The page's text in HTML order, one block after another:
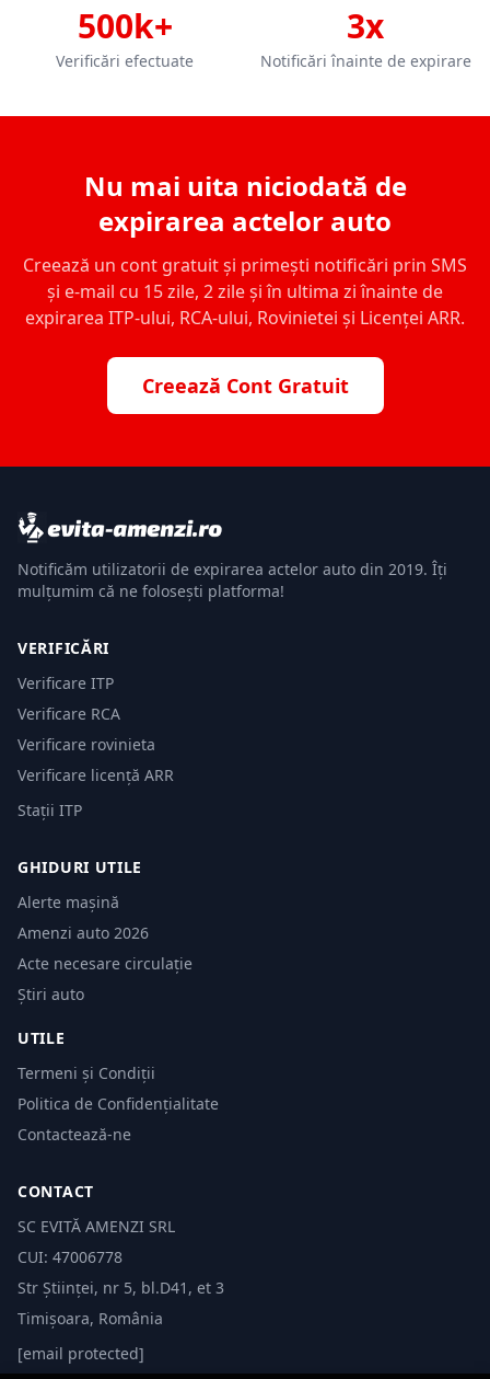
500k+
Verificări efectuate
3x
Notificări înainte de expirare
Nu mai uita niciodată de
expirarea actelor auto
Creează un cont gratuit și primești notificări prin SMS
și e-mail cu 15 zile, 2 zile și în ultima zi înainte de
expirarea ITP-ului, RCA-ului, Rovinietei și Licenței ARR.
Creează Cont Gratuit
Notificăm utilizatorii de expirarea actelor auto din 2019. Îți
mulțumim că ne folosești platforma!
VERIFICĂRI
Verificare ITP
Verificare RCA
Verificare rovinieta
Verificare licență ARR
Stații ITP
GHIDURI UTILE
Alerte mașină
Amenzi auto 2026
Acte necesare circulație
Știri auto
UTILE
Termeni și Condiții
Politica de Confidențialitate
Contactează-ne
CONTACT
SC EVITĂ AMENZI SRL
CUI: 47006778
Str Științei, nr 5, bl.D41, et 3
Timișoara, România
[email protected]